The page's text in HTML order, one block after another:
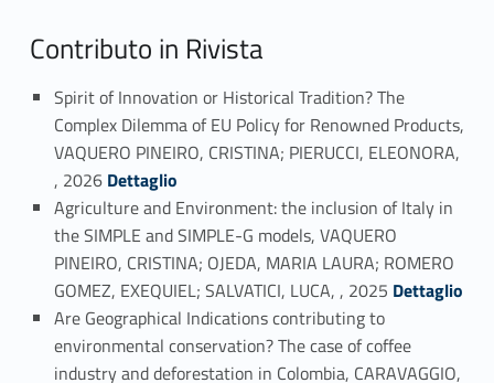
Contributo in Rivista
Spirit of Innovation or Historical Tradition? The
Complex Dilemma of EU Policy for Renowned Products,
VAQUERO PINEIRO, CRISTINA; PIERUCCI, ELEONORA,
, 2026 Link identifier #identifier_person_2975-1Dettaglio
Agriculture and Environment: the inclusion of Italy in
the SIMPLE and SIMPLE-G models, VAQUERO
PINEIRO, CRISTINA; OJEDA, MARIA LAURA; ROMERO
GOMEZ, EXEQUIEL; SALVATICI, LUCA, , 2025 Link identifier #identifier_person_22253-2Dettaglio
Are Geographical Indications contributing to
environmental conservation? The case of coffee
industry and deforestation in Colombia, CARAVAGGIO,